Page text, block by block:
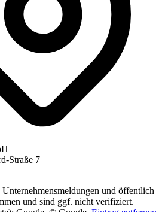
Straße 7
und öffentlich
und sind ggf. nicht verifiziert.